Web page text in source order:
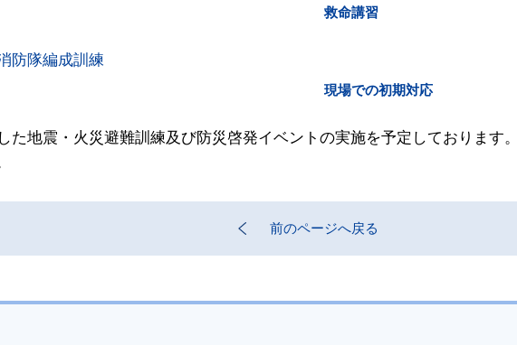
救命講習
現場での初期対応
た地震・火災避難訓練及び防災啓発イベントの実施を予定しております
前のページへ戻る